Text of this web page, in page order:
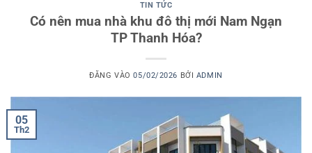
TIN TỨC
Có nên mua nhà khu đô thị mới Nam Ngạn
TP Thanh Hóa?
ĐĂNG VÀO05/02/2026 BỞI ADMIN
05
Th2